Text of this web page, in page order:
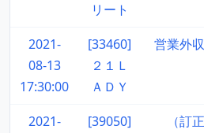
リート
2021-
08-13
17:30:00
[33460]
２１Ｌ
ＡＤＹ
営業外
2021-
[39050]
（訂